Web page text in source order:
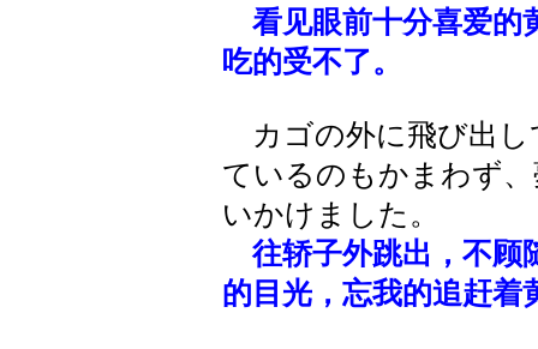
看见眼前十分喜爱的
吃的受不了。
カゴの外に飛び出し
ているのもかまわず
いかけました。
往轿子外跳出，不顾
的目光，忘我的追赶着